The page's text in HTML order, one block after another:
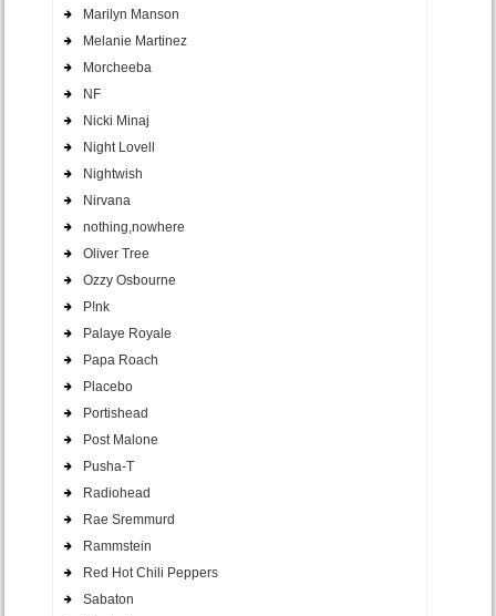
Marilyn Manson
Melanie Martinez
Morcheeba
NF
Nicki Minaj
Night Lovell
Nightwish
Nirvana
nothing,nowhere
Oliver Tree
Ozzy Osbourne
P!nk
Palaye Royale
Papa Roach
Placebo
Portishead
Post Malone
Pusha-T
Radiohead
Rae Sremmurd
Rammstein
Red Hot Chili Peppers
Sabaton